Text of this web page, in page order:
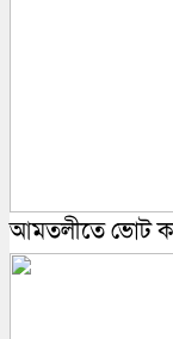
আমতলীতে ভোট